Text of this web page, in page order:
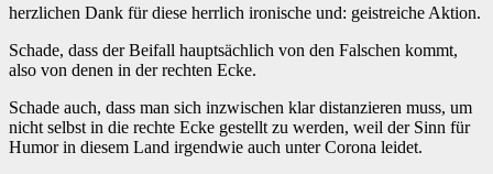
herzlichen Dank für diese herrlich ironische und: geistreiche Aktion.
Schade, dass der Beifall hauptsächlich von den Falschen kommt,
also von denen in der rechten Ecke.
Schade auch, dass man sich inzwischen klar distanzieren muss, um
nicht selbst in die rechte Ecke gestellt zu werden, weil der Sinn für
Humor in diesem Land irgendwie auch unter Corona leidet.